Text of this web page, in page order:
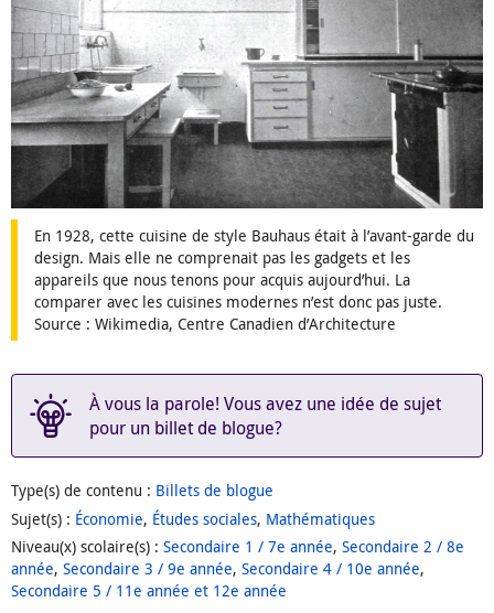
En 1928, cette cuisine de style Bauhaus était à l’avant-garde du
design. Mais elle ne comprenait pas les gadgets et les
appareils que nous tenons pour acquis aujourd’hui. La
comparer avec les cuisines modernes n’est donc pas juste.
Source : Wikimedia, Centre Canadien d’Architecture
À vous la parole! Vous avez une idée de sujet
pour un billet de blogue?
Type(s) de contenu : Billets de blogue
Sujet(s) : Économie, Études sociales, Mathématiques
Niveau(x) scolaire(s) : Secondaire 1 / 7e année, Secondaire 2 / 8e
année, Secondaire 3 / 9e année, Secondaire 4 / 10e année,
Secondaire 5 / 11e année et 12e année